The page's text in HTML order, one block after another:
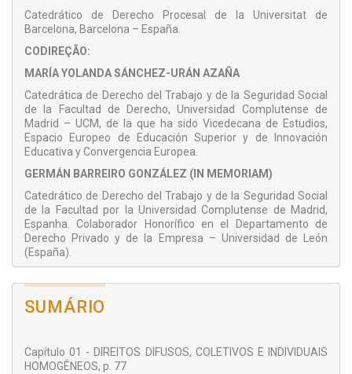
Catedrático de Derecho Procesal de la Universitat de
Barcelona, Barcelona – España.
CODIREÇÃO:
MARÍA YOLANDA SÁNCHEZ-URÁN AZAÑA
Catedrática de Derecho del Trabajo y de la Seguridad Social
de la Facultad de Derecho, Universidad Complutense de
Madrid – UCM, de la que ha sido Vicedecana de Estudios,
Espacio Europeo de Educación Superior y de Innovación
Educativa y Convergencia Europea.
GERMÁN BARREIRO GONZÁLEZ (IN MEMORIAM)
Catedrático de Derecho del Trabajo y de la Seguridad Social
de la Facultad por la Universidad Complutense de Madrid,
Espanha. Colaborador Honorífico en el Departamento de
Derecho Privado y de la Empresa – Universidad de León
(España).
Professor Adjunto e Coordenador das Ciências
JurídicoFundamentais na ESG/IPCA, Minho, Portugal.
União Europeia. Doutor e Licenciado pela Faculdade de Direito
da Universidade de Coimbra. Mestre pela Faculdade de
SUMÁRIO
Capítulo 01 - DIREITOS DIFUSOS, COLETIVOS E INDIVIDUAIS
HOMOGÊNEOS, p. 77